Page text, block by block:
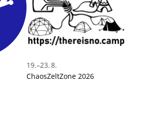
19.–23. 8.
ChaosZeltZone 2026